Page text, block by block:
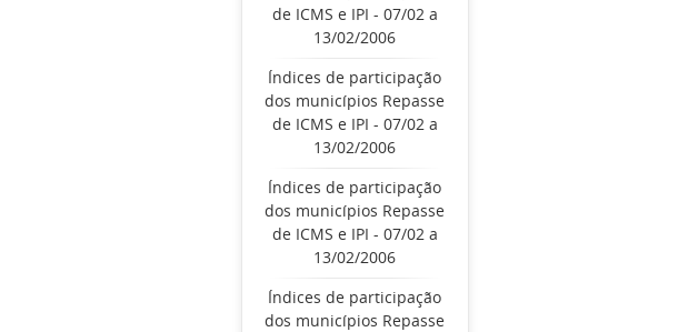
de ICMS e IPI - 07/02 a
13/02/2006
Índices de participação
dos municípios Repasse
de ICMS e IPI - 07/02 a
13/02/2006
Índices de participação
dos municípios Repasse
de ICMS e IPI - 07/02 a
13/02/2006
Índices de participação
dos municípios Repasse